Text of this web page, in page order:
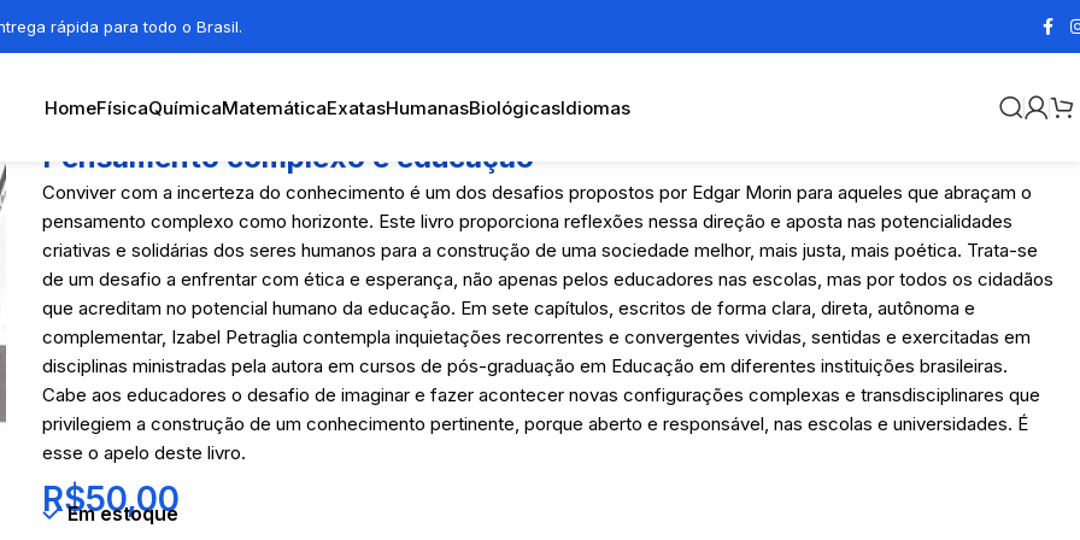
rápida para todo o Brasil.
HomeFísicaQuímicaMatemáticaExatasHumanasBiológicasIdiomas
Pensamento complexo e educação
Conviver com a incerteza do conhecimento é um dos desafios propostos por Edgar Morin para aqueles que abraçam o
pensamento complexo como horizonte. Este livro proporciona reflexões nessa direção e aposta nas potencialidades
criativas e solidárias dos seres humanos para a construção de uma sociedade melhor, mais justa, mais poética. Trata-se
de um desafio a enfrentar com ética e esperança, não apenas pelos educadores nas escolas, mas por todos os cidadãos
que acreditam no potencial humano da educação. Em sete capítulos, escritos de forma clara, direta, autônoma e
complementar, Izabel Petraglia contempla inquietações recorrentes e convergentes vividas, sentidas e exercitadas em
disciplinas ministradas pela autora em cursos de pós-graduação em Educação em diferentes instituições brasileiras.
Cabe aos educadores o desafio de imaginar e fazer acontecer novas configurações complexas e transdisciplinares que
privilegiem a construção de um conhecimento pertinente, porque aberto e responsável, nas escolas e universidades. É
esse o apelo deste livro.
R$50,00
Em estoque